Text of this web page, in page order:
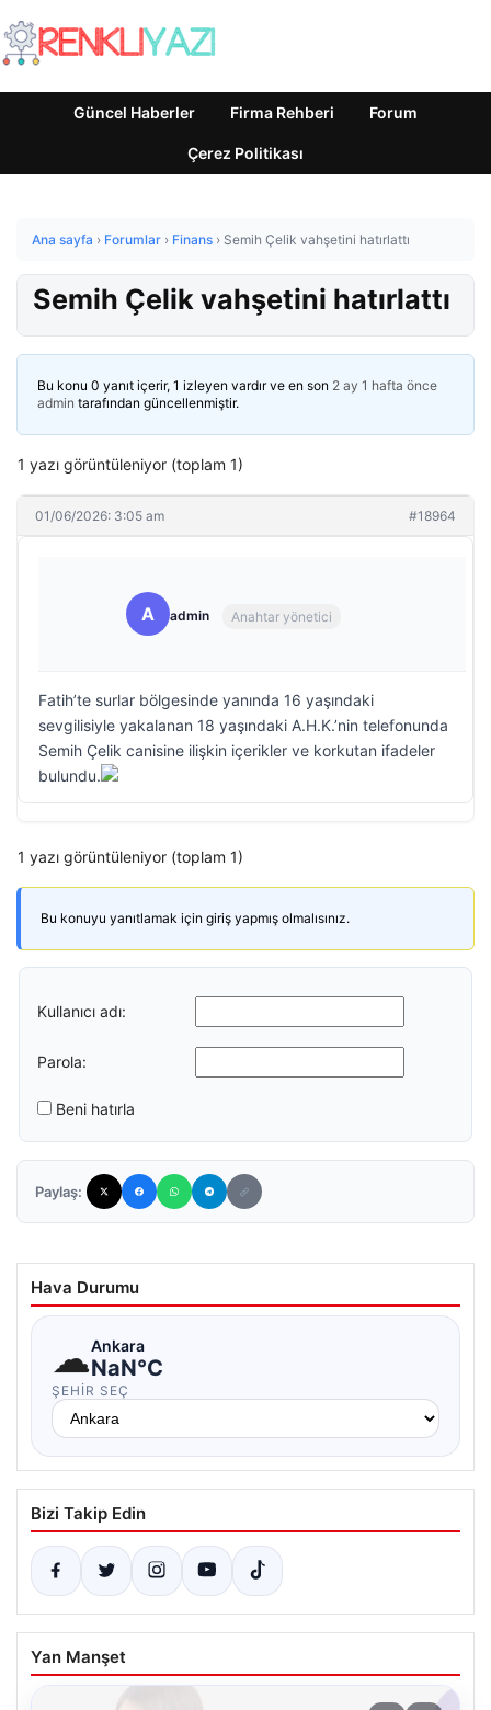
Güncel Haberler Firma Rehberi Forum
Çerez Politikası
Ana sayfa › Forumlar › Finans › Semih Çelik vahşetini hatırlattı
Semih Çelik vahşetini hatırlattı
Bu konu 0 yanıt içerir, 1 izleyen vardır ve en son 2 ay 1 hafta önce
admin tarafından güncellenmiştir.
1 yazı görüntüleniyor (toplam 1)
01/06/2026: 3:05 am #18964
A admin Anahtar yönetici
Fatih’te surlar bölgesinde yanında 16 yaşındaki
sevgilisiyle yakalanan 18 yaşındaki A.H.K.’nin telefonunda
Semih Çelik canisine ilişkin içerikler ve korkutan ifadeler
bulundu.
1 yazı görüntüleniyor (toplam 1)
Bu konuyu yanıtlamak için giriş yapmış olmalısınız.
Kullanıcı adı:
Parola:
Beni hatırla
Paylaş:
Hava Durumu
☁Ankara
NaN°C
ŞEHIR SEÇ
Bizi Takip Edin
Yan Manşet